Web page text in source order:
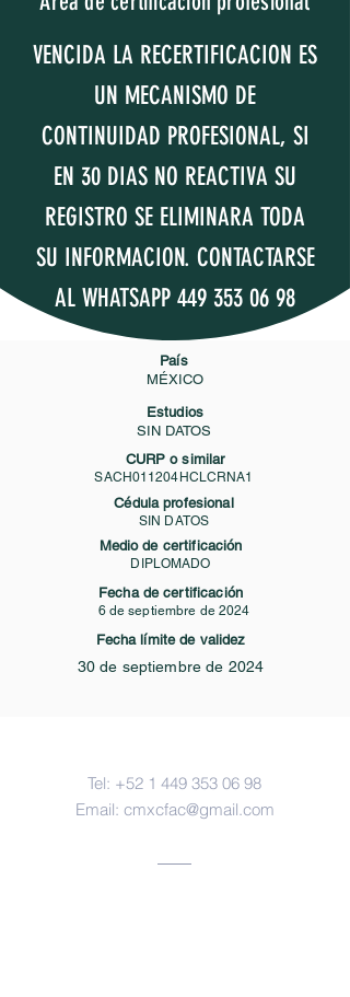
VENCIDA LA RECERTIFICACION ES
UN MECANISMO DE
CONTINUIDAD PROFESIONAL, SI
EN 30 DIAS NO REACTIVA SU
REGISTRO SE ELIMINARA TODA
SU INFORMACION. CONTACTARSE
AL WHATSAPP 449 353 06 98
País
MÉXICO
Estudios
SIN DATOS
CURP o similar
SACH011204HCLCRNA1
Cédula profesional
SIN DATOS
Medio de certificación
DIPLOMADO
Fecha de certificación
6 de septiembre de 2024
Fecha límite de validez
30 de septiembre de 2024
Tel: +52 1 449 353 06 98
Email: cmxcfac@gmail.com